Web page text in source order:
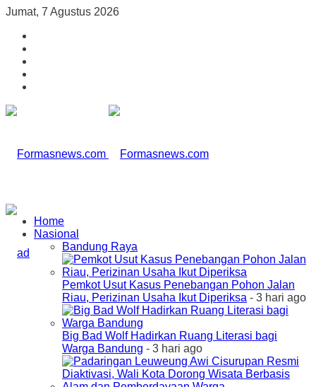
Jumat, 7 Agustus 2026
Home
Nasional
Bandung Raya
Pemkot Usut Kasus Penebangan Pohon Jalan
Riau, Perizinan Usaha Ikut Diperiksa - 3 hari ago
Big Bad Wolf Hadirkan Ruang Literasi bagi
Warga Bandung - 3 hari ago